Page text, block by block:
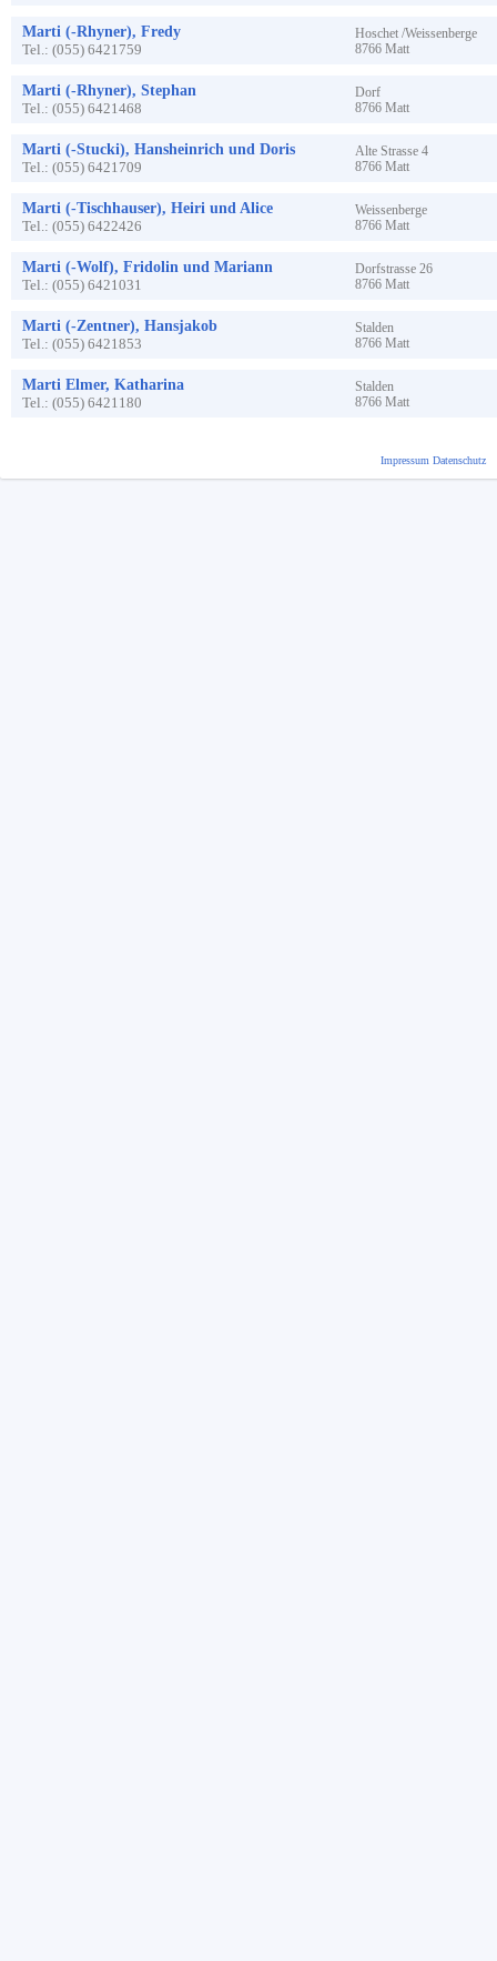
Marti (-Rhyner), Fredy
Tel.: (055) 6421759
Hoschet /Weissenberge
8766 Matt
Marti (-Rhyner), Stephan
Tel.: (055) 6421468
Dorf
8766 Matt
Marti (-Stucki), Hansheinrich und Doris
Tel.: (055) 6421709
Alte Strasse 4
8766 Matt
Marti (-Tischhauser), Heiri und Alice
Tel.: (055) 6422426
Weissenberge
8766 Matt
Marti (-Wolf), Fridolin und Mariann
Tel.: (055) 6421031
Dorfstrasse 26
8766 Matt
Marti (-Zentner), Hansjakob
Tel.: (055) 6421853
Stalden
8766 Matt
Marti Elmer, Katharina
Tel.: (055) 6421180
Stalden
8766 Matt
Impressum Datenschutz